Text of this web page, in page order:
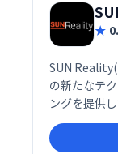
SUN
の新たなテ
ングを提供し